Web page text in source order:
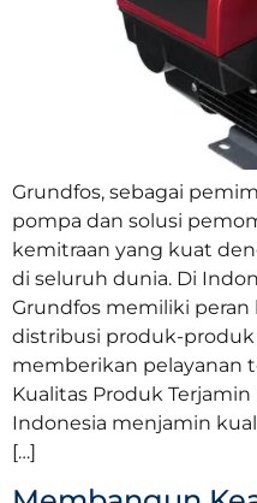
Grundfos, sebagai
pompa dan solusi
kemitraan yang kuat
di seluruh dunia. Di
Grundfos memiliki
distribusi produk-
memberikan pelayanan
Kualitas Produk
Indonesia menjamin
[…]